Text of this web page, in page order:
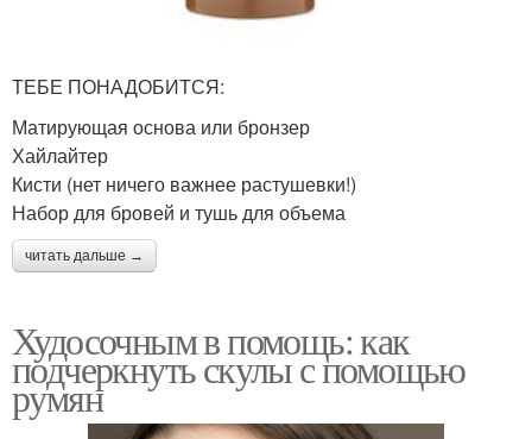
ТЕБЕ ПОНАДОБИТСЯ:
Матирующая основа или бронзер
Хайлайтер
Кисти (нет ничего важнее растушевки!)
Набор для бровей и тушь для объема
читать дальше →
Худосочным в помощь: как
подчеркнуть скулы с помощью
румян